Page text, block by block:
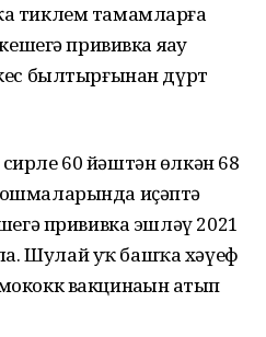
тиклем тамамларға
прививка яһау
былтырғынан дүрт
60 йәштән өлкән 68
иҫәптә
прививка эшләү 2021
Шулай уҡ башҡа хәүеф
вакцинаһын һатып